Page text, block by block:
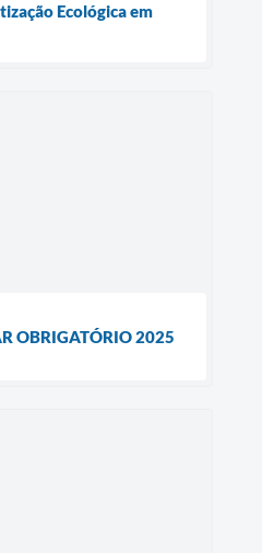
Ecológica em
OBRIGATÓRIO 2025